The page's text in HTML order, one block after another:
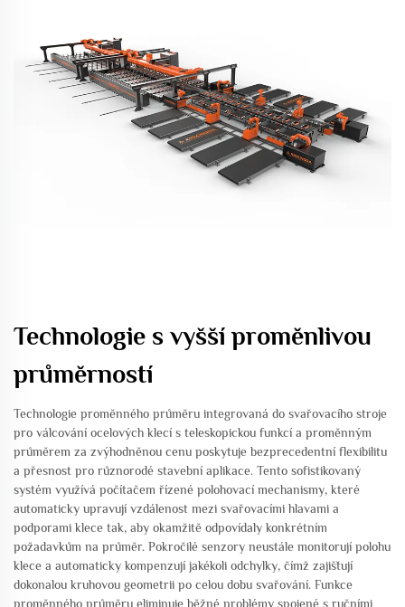
Technologie s vyšší proměnlivou
průměrností
Technologie proměnného průměru integrovaná do svařovacího stroje
pro válcování ocelových klecí s teleskopickou funkcí a proměnným
průměrem za zvýhodněnou cenu poskytuje bezprecedentní flexibilitu
a přesnost pro různorodé stavební aplikace. Tento sofistikovaný
systém využívá počítačem řízené polohovací mechanismy, které
automaticky upravují vzdálenost mezi svařovacími hlavami a
podporami klece tak, aby okamžitě odpovídaly konkrétním
požadavkům na průměr. Pokročilé senzory neustále monitorují polohu
klece a automaticky kompenzují jakékoli odchylky, čímž zajišťují
dokonalou kruhovou geometrii po celou dobu svařování. Funkce
proměnného průměru eliminuje běžné problémy spojené s ručními